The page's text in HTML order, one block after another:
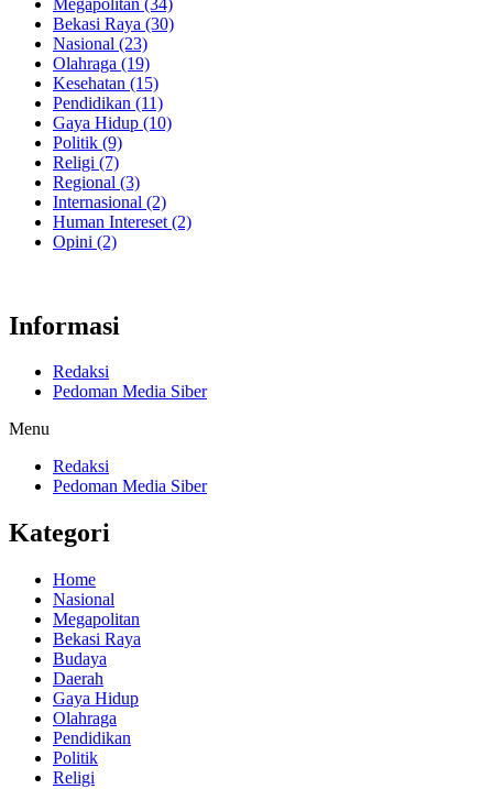
Bekasi Raya (30)
Nasional (23)
Olahraga (19)
Kesehatan (15)
Pendidikan (11)
Gaya Hidup (10)
Politik (9)
Religi (7)
Regional (3)
Internasional (2)
Human Intereset (2)
Opini (2)
Informasi
Redaksi
Pedoman Media Siber
Menu
Redaksi
Pedoman Media Siber
Kategori
Home
Nasional
Megapolitan
Bekasi Raya
Budaya
Daerah
Gaya Hidup
Olahraga
Pendidikan
Politik
Religi